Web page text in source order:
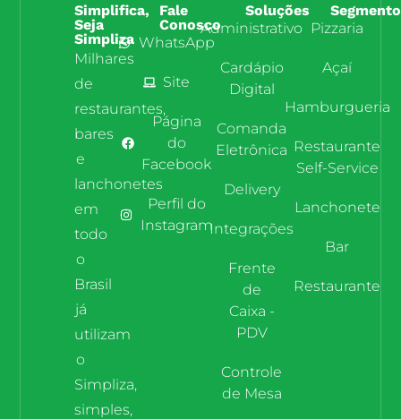
Simplifica,
Seja
Simpliza
Milhares
de
restaurantes,
bares
e
lanchonetes
em
todo
o
Brasil
já
utilizam
o
Simpliza,
simples,
Fale
Conosco
WhatsApp
Site
Página
do
Facebook
Perfil do
Instagram
Soluções
Administrativo
Cardápio
Digital
Comanda
Eletrônica
Delivery
Integrações
Frente
de
Caixa -
PDV
Controle
de Mesa
Pizzaria
Açaí
Hamburgueria
Restaurante
Self-Service
Lanchonete
Bar
Restaurante